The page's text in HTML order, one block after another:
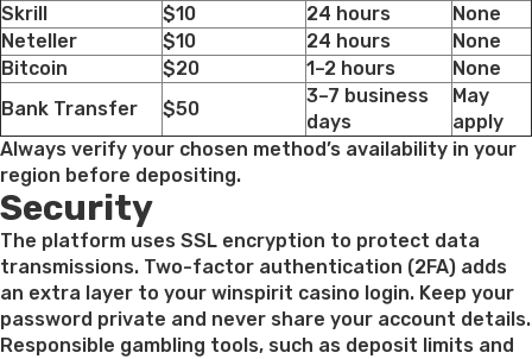
Skrill
$10 24 hours
None
Neteller
$10 24 hours
None
Bitcoin
$20 1–2 hours
None
Bank Transfer
$50
3–7 business
days
May
apply
Always verify your chosen method’s availability in your
region before depositing.
Security
The platform uses SSL encryption to protect data
transmissions. Two-factor authentication (2FA) adds
an extra layer to your winspirit casino login. Keep your
password private and never share your account details.
Responsible gambling tools, such as deposit limits and